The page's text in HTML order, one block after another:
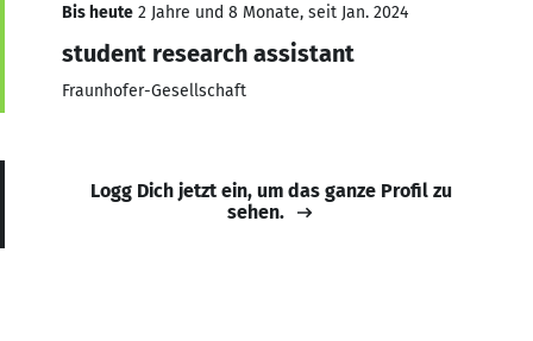
Bis heute 2 Jahre und 8 Monate, seit Jan. 2024
student research assistant
Fraunhofer-Gesellschaft
Logg Dich jetzt ein, um das ganze Profil zu
sehen.